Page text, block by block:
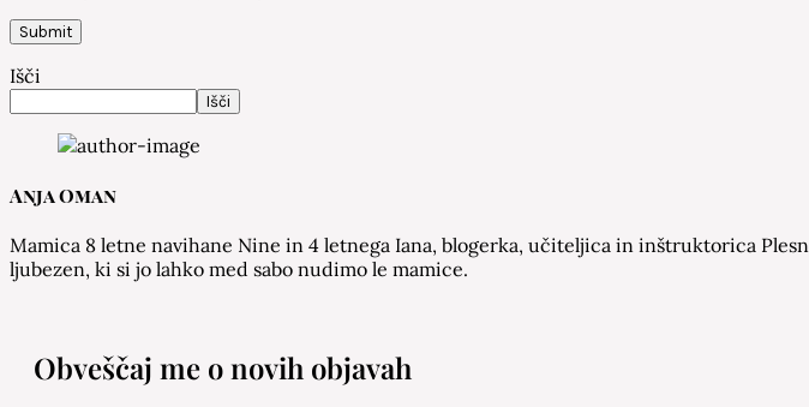
Išči
Išči
Anja Oman
Mamica 8 letne navihane Nine in 4 letnega Iana, blogerka, učiteljica in inštruktorica
ljubezen, ki si jo lahko med sabo nudimo le mamice.
Obveščaj me o novih objavah